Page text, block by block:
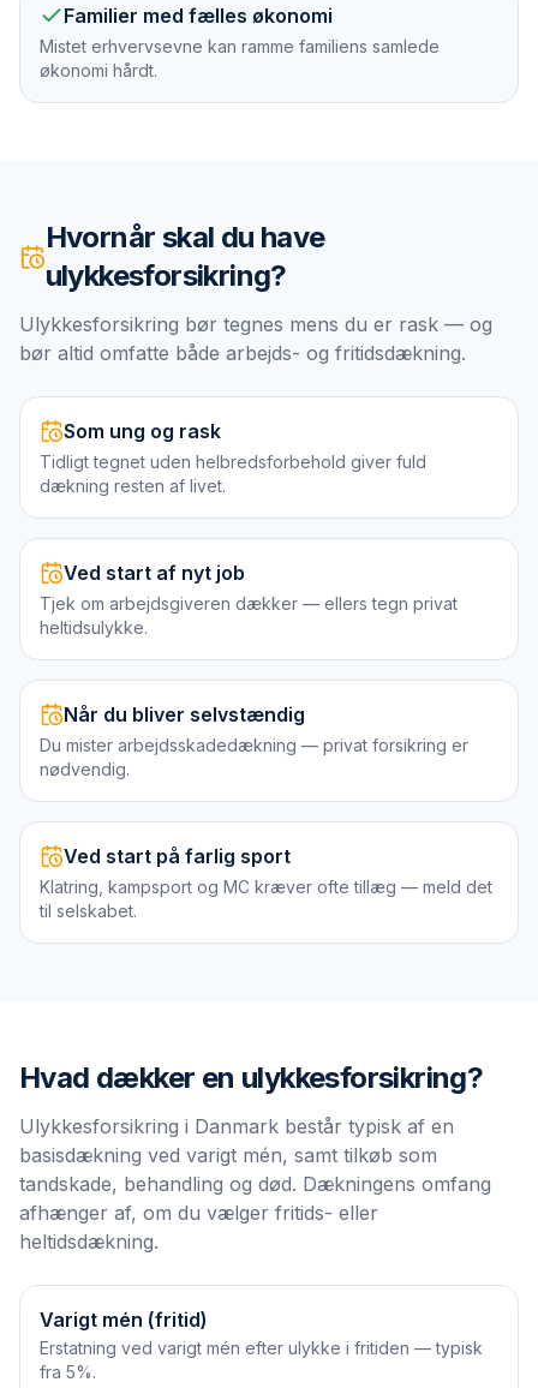
Familier med fælles økonomi
Mistet erhvervsevne kan ramme familiens samlede
økonomi hårdt.
Hvornår skal du have
ulykkesforsikring?
Ulykkesforsikring bør tegnes mens du er rask — og
bør altid omfatte både arbejds- og fritidsdækning.
Som ung og rask
Tidligt tegnet uden helbredsforbehold giver fuld
dækning resten af livet.
Ved start af nyt job
Tjek om arbejdsgiveren dækker — ellers tegn privat
heltidsulykke.
Når du bliver selvstændig
Du mister arbejdsskadedækning — privat forsikring er
nødvendig.
Ved start på farlig sport
Klatring, kampsport og MC kræver ofte tillæg — meld det
til selskabet.
Hvad dækker en ulykkesforsikring?
Ulykkesforsikring i Danmark består typisk af en
basisdækning ved varigt mén, samt tilkøb som
tandskade, behandling og død. Dækningens omfang
afhænger af, om du vælger fritids- eller
heltidsdækning.
Varigt mén (fritid)
Erstatning ved varigt mén efter ulykke i fritiden — typisk
fra 5%.